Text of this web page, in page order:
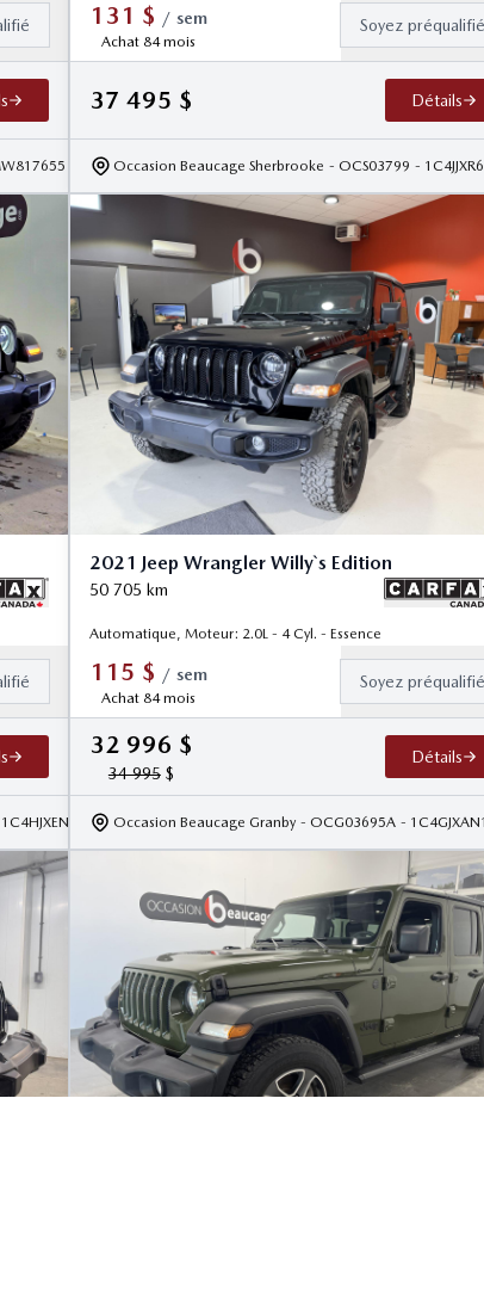
131 $ / sem
Achat 84 mois
Soyez préqualifié
37 495 $ Détails
Occasion Beaucage Sherbrooke - OCS03799 -
2021 Jeep Wrangler Willy`s Edition
50 705 km
Automatique, Moteur: 2.0L - 4 Cyl. - Essence
115 $ / sem
Achat 84 mois
Soyez préqualifié
32 996 $
34 995$
Détails
Occasion Beaucage Granby - OCG03695A -